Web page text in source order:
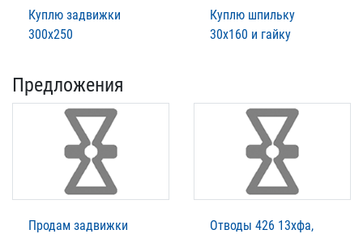
Куплю задвижки
300х250
Куплю шпильку
30х160 и гайку
Предложения
Продам задвижки
Отводы 426 13хфа,